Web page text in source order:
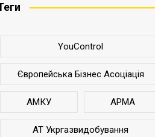
YouControl
Європейська Бізнес Асоціація
АМКУ АРМА
АТ Укргазвидобування